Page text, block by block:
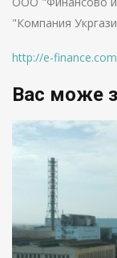
"Компания
http://e-
Вас може